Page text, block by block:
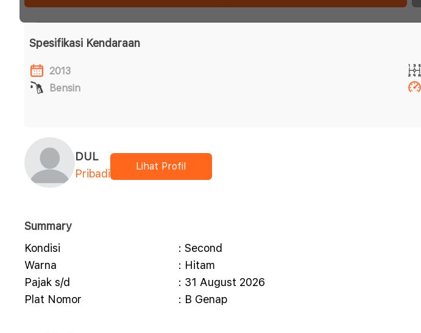
Spesifikasi Kendaraan
2013
Bensin
DUL
Pribadi
Lihat Profil
Summary
Kondisi
: Second
Warna
: Hitam
Pajak s/d
: 31 August 2026
Plat Nomor
: B Genap